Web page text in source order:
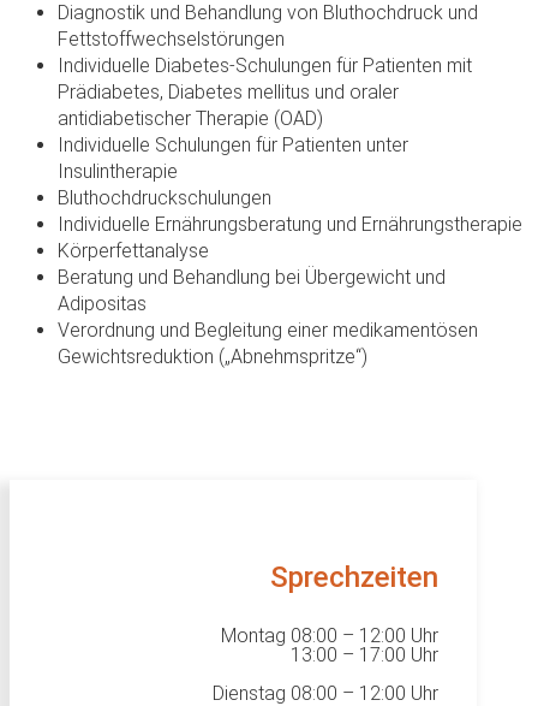
Diagnostik und Behandlung von Bluthochdruck und
Fettstoffwechselstörungen
Individuelle Diabetes-Schulungen für Patienten mit
Prädiabetes, Diabetes mellitus und oraler
antidiabetischer Therapie (OAD)
Individuelle Schulungen für Patienten unter
Insulintherapie
Bluthochdruckschulungen
Individuelle Ernährungsberatung und Ernährungstherapie
Körperfettanalyse
Beratung und Behandlung bei Übergewicht und
Adipositas
Verordnung und Begleitung einer medikamentösen
Gewichtsreduktion („Abnehmspritze“)
Sprechzeiten
Montag 08:00 – 12:00 Uhr
13:00 – 17:00 Uhr
Dienstag 08:00 – 12:00 Uhr